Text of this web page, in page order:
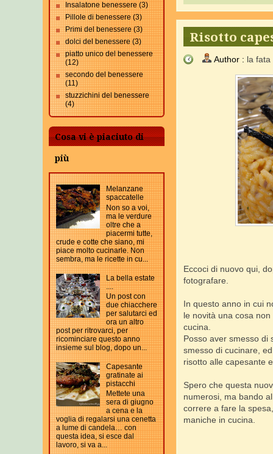
Insalatone benessere (3)
Pillole di benessere (3)
Primi del benessere (3)
dolci del benessere (3)
piatto unico del benessere
(12)
secondo del benessere
(11)
stuzzichini del benessere
(4)
Cosa vi è piaciuto di
più
Melanzane
spaccatelle
Non so a voi,
ma le verdure
oltre che a
piacermi tutte,
crude e cotte che siano, mi
piace molto cucinarle. Non
sembra, ma le ricette in cu...
La bella estate
....
Un post con
due chiacchere
per salutarci ed
ora un altro
post per ritrovarci, per
ricominciare questo anno
insieme sul blog, dopo un...
Capesante
gratinate ai
pistacchi
Mettete una
sera di giugno
a cena e la
voglia di regalarsi una cenetta
a lume di candela… con
questa idea, si esce dal
lavoro, si va a...
Risotto
Author : la fata
Eccoci di nuovo qui,
fotografare.
In questo anno in cui
le novità una cosa
cucina.
Posso aver smesso di
smesso di cucinare,
risotto alle capesante
Spero che questa
numerosi, ma bando
correre a fare la
maniche in cucina.